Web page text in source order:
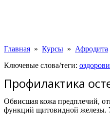
Главная » Курсы » Афродита
Ключевые слова/теги:
Профилактика
Обвисшая кожа предплечий,
функций щитовидной железы.